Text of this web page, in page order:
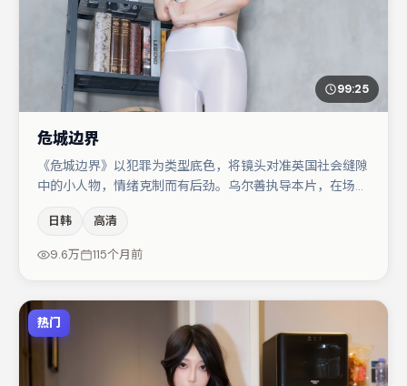
99:25
危城边界
《危城边界》以犯罪为类型底色，将镜头对准英国社会缝隙
中的小人物，情绪克制而有后劲。乌尔善执导本片，在场面
演阵容包括王景春、杨幂、廖凡等，角色动机前后呼应，适
合喜欢抠台词与伏笔的观众。节奏紧凑、反转有度，值得列
日韩 高清
9.6万 115个月前
热门